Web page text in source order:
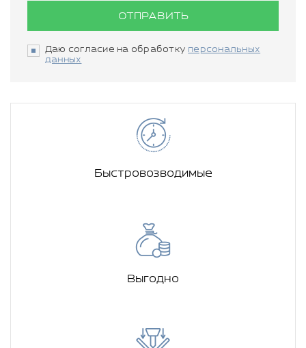
ОТПРАВИТЬ
Даю согласие на обработку персональных
данных
Быстровозводимые
Выгодно